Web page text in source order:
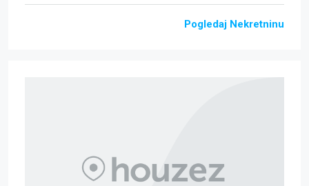
Pogledaj Nekretninu